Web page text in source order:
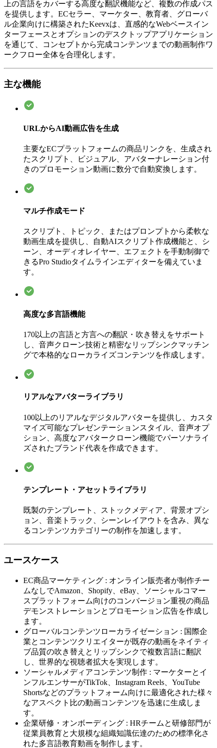
上の言語をカバーする高度な翻訳機能など、複数の作成パス
を提供します。ECセラー、マーケター、教育者、グローバ
ル企業向けに構築されたKeevxは、直感的なWebベースイン
ターフェースとオプションのデスクトップアプリケーション
を通じて、コンセプトから完成コンテンツまでの動画制作ワ
ークフロー全体を合理化します。
主な機能
URLからAI動画広告を生成
主要なECプラットフォームの商品リンクを、生成され
たスクリプト、ビジュアル、アバターナレーション付
きのプロモーション動画に数分で自動変換します。
マルチ作成モード
スクリプト、トピック、またはプロンプトから柔軟な
動画生成を提供し、自動AIスクリプト作成機能と、シ
ーン、オーディオレイヤー、エフェクトを手動制御で
きるPro Studioタイムラインエディターを備えていま
す。
高度な多言語機能
170以上の言語と方言への翻訳・吹き替えをサポート
し、音声クローン技術と精密なリップシンクマッチン
グで本格的なローカライズコンテンツを作成します。
リアルなアバターライブラリ
100以上のリアルなデジタルアバターを提供し、カスタ
マイズ可能なプレゼンテーションスタイル、音声オプ
ション、高度なアバタークローン機能でパーソナライ
ズされたブランド代表を作成できます。
テンプレート・アセットライブラリ
既製のテンプレート、ストックメディア、背景オプシ
ョン、音楽トラック、シーンレイアウトを含み、異な
るコンテンツカテゴリーの制作を加速します。
ユースケース
EC商品マーケティング : オンライン販売者が制作チー
ムなしでAmazon、Shopify、eBay、ソーシャルコマー
スプラットフォーム向けのコンバージョン重視の商品
デモンストレーションとプロモーション広告を作成し
ます。
グローバルコンテンツローカライゼーション : 国際企
業とコンテンツクリエイターが既存の動画をネイティ
ブ品質の吹き替えとリップシンクで複数言語に翻訳
し、世界的な視聴者拡大を実現します。
ソーシャルメディアコンテンツ制作 : マーケターとイ
ンフルエンサーがTikTok、Instagram Reels、YouTube
Shortsなどのプラットフォーム向けに最適化された様々
なアスペクト比の動画コンテンツを迅速に生成しま
す。
企業研修・オンボーディング : HRチームと研修部門が
従業員教育と大規模な組織知識伝達のための標準化さ
れた多言語教育動画を制作します。